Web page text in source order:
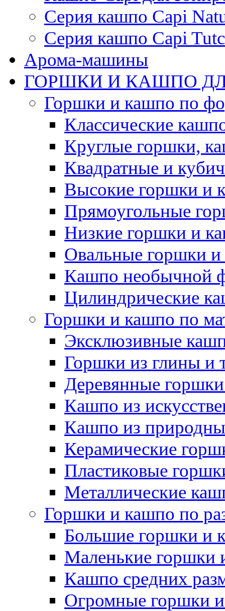
Серия кашпо Capi
Серия кашпо Capi
Арома-машины
ГОРШКИ И КАШПО
Горшки и кашпо по
Классические
Круглые горшки,
Квадратные и
Высокие горшки и
Прямоугольные
Низкие горшки и
Овальные горшки
Кашпо необычной
Цилиндрические
Горшки и кашпо по
Эксклюзивные
Горшки из глины и
Деревянные
Кашпо из
Кашпо из
Керамические
Пластиковые
Металлические
Горшки и кашпо по
Большие горшки и
Маленькие горшки
Кашпо средних
Огромные горшки